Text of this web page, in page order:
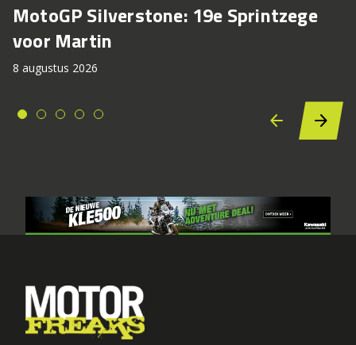
MotoGP Silverstone: 19e Sprintzege
voor Martin
8 augustus 2026